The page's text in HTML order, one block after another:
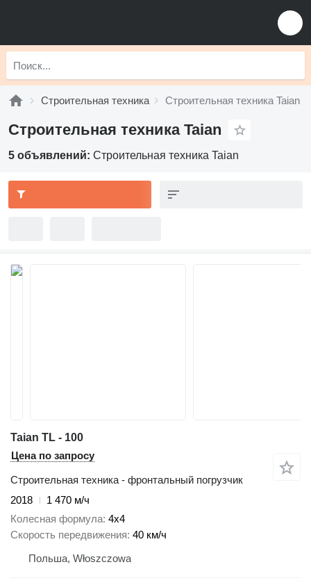
Строительная техника Строительная техника Taian
Строительная техника Taian
5 объявлений: Строительная техника Taian
Taian TL - 100
Цена по запросу
Строительная техника - фронтальный погрузчик
2018
1 470 м/ч
Колесная формула 4x4
Скорость передвижения 40 км/ч
Польша, Włoszczowa